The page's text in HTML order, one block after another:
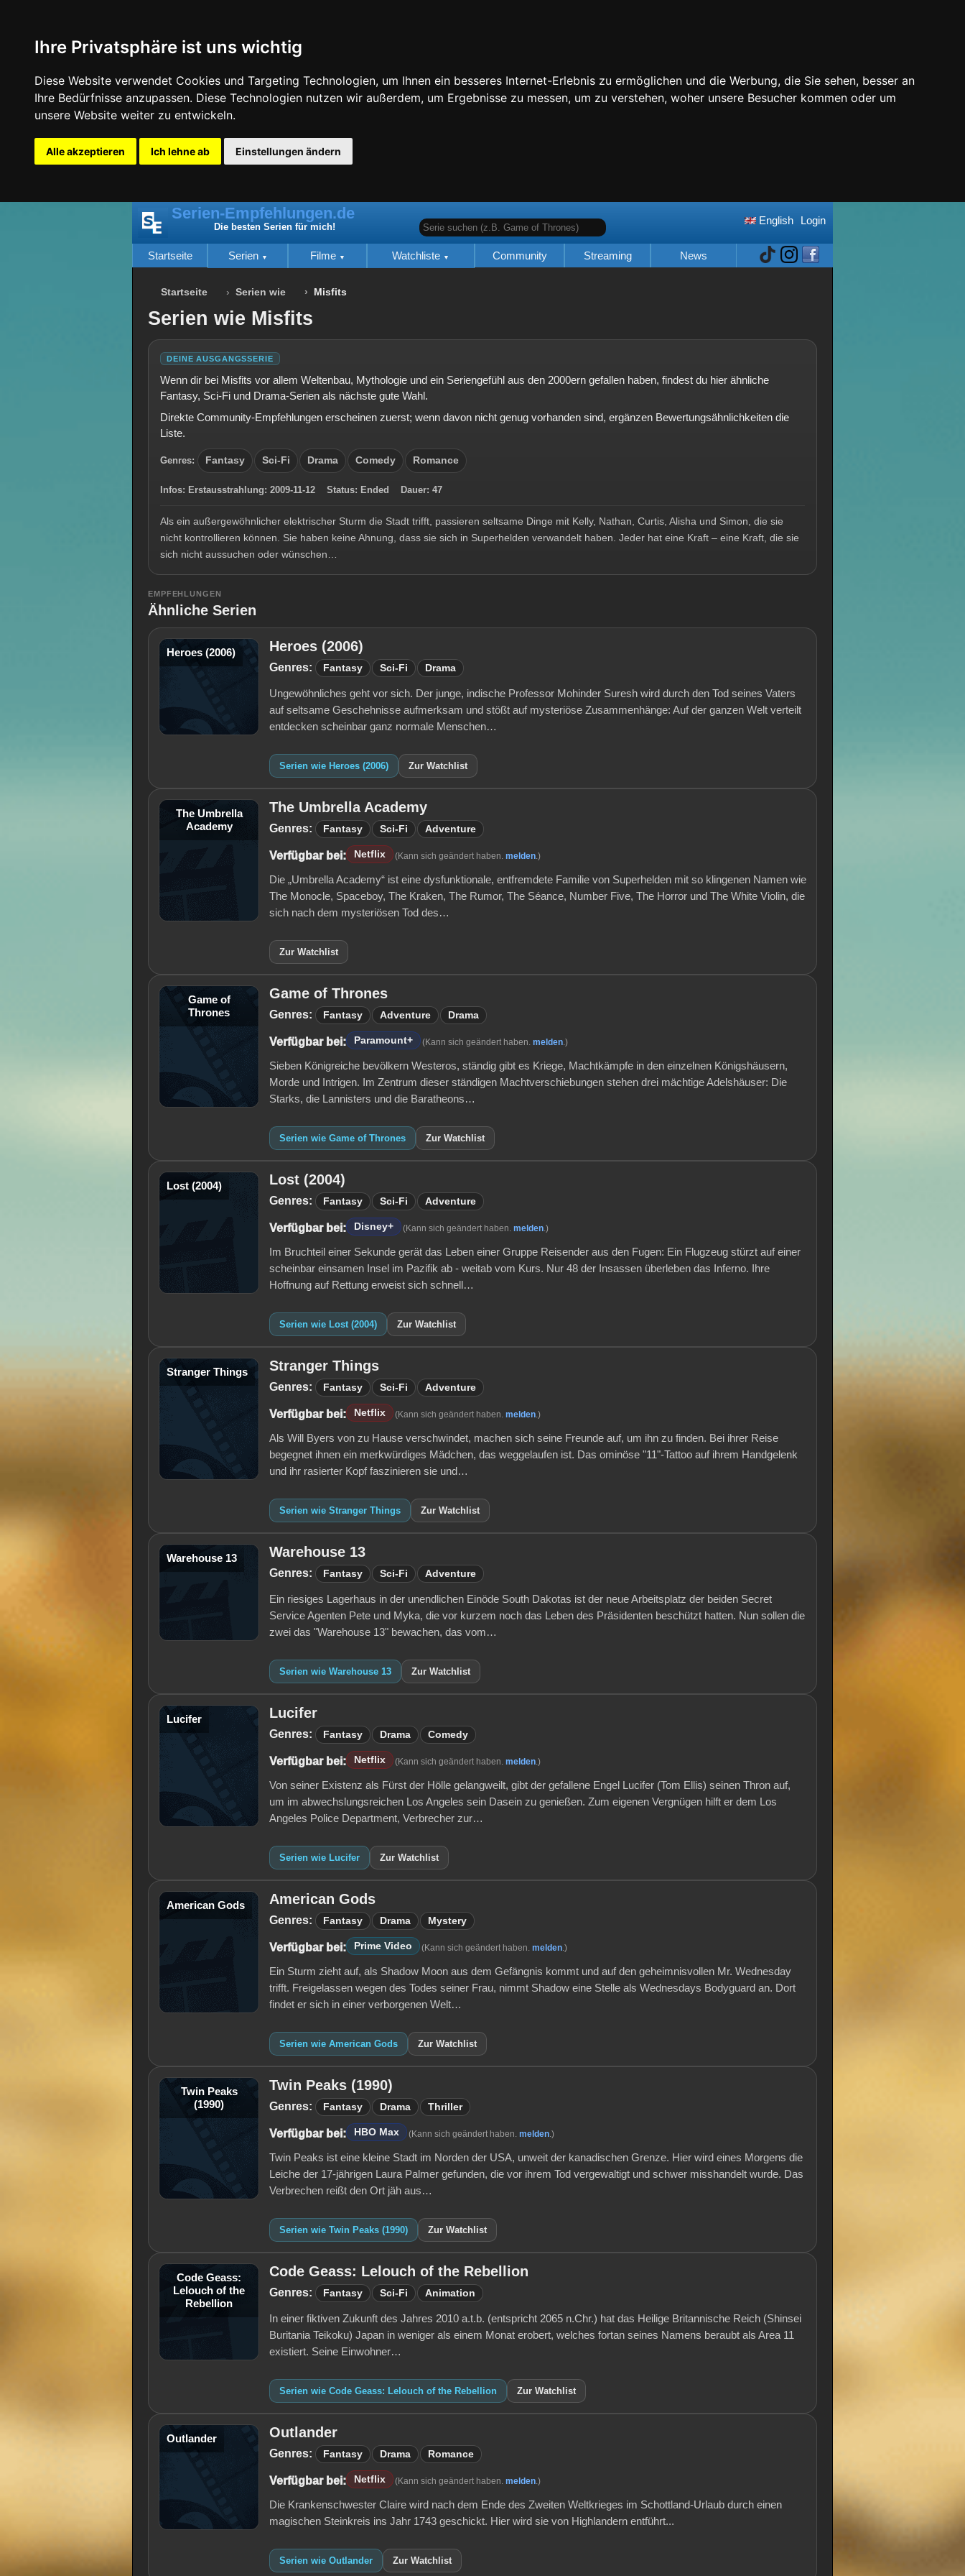
Ihre Privatsphäre ist uns wichtig
Diese Website verwendet Cookies und Targeting Technologien, um Ihnen ein besseres Internet-Erlebnis zu ermöglichen und die Werbung, die Sie sehen, besser an
Ihre Bedürfnisse anzupassen. Diese Technologien nutzen wir außerdem, um Ergebnisse zu messen, um zu verstehen, woher unsere Besucher kommen oder um
unsere Website weiter zu entwickeln.
Alle akzeptieren Ich lehne ab Einstellungen ändern
Login
English
Serie suchen (z.B. Game of Thrones)
Serien-Empfehlungen.de
Die besten Serien für mich!
Startseite Serien Filme Watchliste Community Streaming News
Startseite Serien wie Misfits
Serien wie Misfits
DEINE AUSGANGSSERIE
Wenn dir bei Misfits vor allem Weltenbau, Mythologie und ein Seriengefühl aus den 2000ern gefallen haben, findest du hier ähnliche
Fantasy, Sci-Fi und Drama-Serien als nächste gute Wahl.
Direkte Community-Empfehlungen erscheinen zuerst; wenn davon nicht genug vorhanden sind, ergänzen Bewertungsähnlichkeiten die
Liste.
Genres: Fantasy Sci-Fi Drama Comedy Romance
Infos: Erstausstrahlung: 2009-11-12 Status: Ended Dauer: 47
Als ein außergewöhnlicher elektrischer Sturm die Stadt trifft, passieren seltsame Dinge mit Kelly, Nathan, Curtis, Alisha und Simon, die sie
nicht kontrollieren können. Sie haben keine Ahnung, dass sie sich in Superhelden verwandelt haben. Jeder hat eine Kraft – eine Kraft, die sie
sich nicht aussuchen oder wünschen…
EMPFEHLUNGEN
Ähnliche Serien
Heroes (2006) Heroes (2006)
Genres: Fantasy Sci-Fi Drama
Ungewöhnliches geht vor sich. Der junge, indische Professor Mohinder Suresh wird durch den Tod seines Vaters
auf seltsame Geschehnisse aufmerksam und stößt auf mysteriöse Zusammenhänge: Auf der ganzen Welt verteilt
entdecken scheinbar ganz normale Menschen…
Serien wie Heroes (2006) Zur Watchlist
The Umbrella
Academy
The Umbrella Academy
Genres: Fantasy Sci-Fi Adventure
Verfügbar bei: Netflix (Kann sich geändert haben. melden .)
Die „Umbrella Academy“ ist eine dysfunktionale, entfremdete Familie von Superhelden mit so klingenen Namen wie
The Monocle, Spaceboy, The Kraken, The Rumor, The Séance, Number Five, The Horror und The White Violin, die
sich nach dem mysteriösen Tod des…
Zur Watchlist
Game of
Thrones
Game of Thrones
Genres: Fantasy Adventure Drama
Verfügbar bei: Paramount+ (Kann sich geändert haben. melden .)
Sieben Königreiche bevölkern Westeros, ständig gibt es Kriege, Machtkämpfe in den einzelnen Königshäusern,
Morde und Intrigen. Im Zentrum dieser ständigen Machtverschiebungen stehen drei mächtige Adelshäuser: Die
Starks, die Lannisters und die Baratheons…
Serien wie Game of Thrones Zur Watchlist
Lost (2004) Lost (2004)
Genres: Fantasy Sci-Fi Adventure
Verfügbar bei: Disney+ (Kann sich geändert haben. melden .)
Im Bruchteil einer Sekunde gerät das Leben einer Gruppe Reisender aus den Fugen: Ein Flugzeug stürzt auf einer
scheinbar einsamen Insel im Pazifik ab - weitab vom Kurs. Nur 48 der Insassen überleben das Inferno. Ihre
Hoffnung auf Rettung erweist sich schnell…
Serien wie Lost (2004) Zur Watchlist
Stranger Things Stranger Things
Genres: Fantasy Sci-Fi Adventure
Verfügbar bei: Netflix (Kann sich geändert haben. melden .)
Als Will Byers von zu Hause verschwindet, machen sich seine Freunde auf, um ihn zu finden. Bei ihrer Reise
begegnet ihnen ein merkwürdiges Mädchen, das weggelaufen ist. Das ominöse "11"-Tattoo auf ihrem Handgelenk
und ihr rasierter Kopf faszinieren sie und…
Serien wie Stranger Things Zur Watchlist
Warehouse 13 Warehouse 13
Genres: Fantasy Sci-Fi Adventure
Ein riesiges Lagerhaus in der unendlichen Einöde South Dakotas ist der neue Arbeitsplatz der beiden Secret
Service Agenten Pete und Myka, die vor kurzem noch das Leben des Präsidenten beschützt hatten. Nun sollen die
zwei das "Warehouse 13" bewachen, das vom…
Serien wie Warehouse 13 Zur Watchlist
Lucifer Lucifer
Genres: Fantasy Drama Comedy
Verfügbar bei: Netflix (Kann sich geändert haben. melden .)
Von seiner Existenz als Fürst der Hölle gelangweilt, gibt der gefallene Engel Lucifer (Tom Ellis) seinen Thron auf,
um im abwechslungsreichen Los Angeles sein Dasein zu genießen. Zum eigenen Vergnügen hilft er dem Los
Angeles Police Department, Verbrecher zur…
Serien wie Lucifer Zur Watchlist
American Gods American Gods
Genres: Fantasy Drama Mystery
Verfügbar bei: Prime Video (Kann sich geändert haben. melden .)
Ein Sturm zieht auf, als Shadow Moon aus dem Gefängnis kommt und auf den geheimnisvollen Mr. Wednesday
trifft. Freigelassen wegen des Todes seiner Frau, nimmt Shadow eine Stelle als Wednesdays Bodyguard an. Dort
findet er sich in einer verborgenen Welt…
Serien wie American Gods Zur Watchlist
Twin Peaks
(1990)
Twin Peaks (1990)
Genres: Fantasy Drama Thriller
Verfügbar bei: HBO Max (Kann sich geändert haben. melden .)
Twin Peaks ist eine kleine Stadt im Norden der USA, unweit der kanadischen Grenze. Hier wird eines Morgens die
Leiche der 17-jährigen Laura Palmer gefunden, die vor ihrem Tod vergewaltigt und schwer misshandelt wurde. Das
Verbrechen reißt den Ort jäh aus…
Serien wie Twin Peaks (1990) Zur Watchlist
Code Geass:
Lelouch of the
Rebellion
Code Geass: Lelouch of the Rebellion
Genres: Fantasy Sci-Fi Animation
In einer fiktiven Zukunft des Jahres 2010 a.t.b. (entspricht 2065 n.Chr.) hat das Heilige Britannische Reich (Shinsei
Buritania Teikoku) Japan in weniger als einem Monat erobert, welches fortan seines Namens beraubt als Area 11
existiert. Seine Einwohner…
Serien wie Code Geass: Lelouch of the Rebellion Zur Watchlist
Outlander Outlander
Genres: Fantasy Drama Romance
Verfügbar bei: Netflix (Kann sich geändert haben. melden .)
Die Krankenschwester Claire wird nach dem Ende des Zweiten Weltkrieges im Schottland-Urlaub durch einen
magischen Steinkreis ins Jahr 1743 geschickt. Hier wird sie von Highlandern entführt...
Serien wie Outlander Zur Watchlist